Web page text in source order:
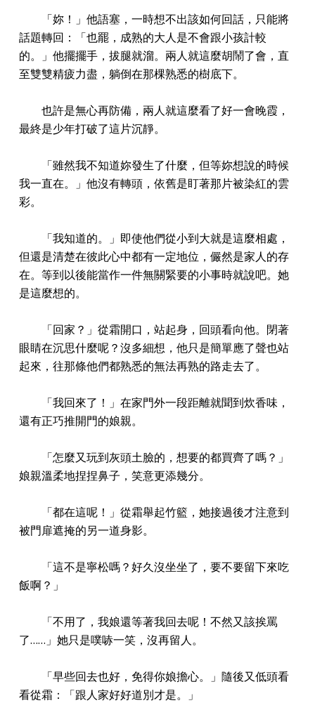
「妳！」他語塞，一時想不出該如何回話，只能將
話題轉回：「也罷，成熟的大人是不會跟小孩計較
的。」他擺擺手，拔腿就溜。兩人就這麼胡鬧了會，直
至雙雙精疲力盡，躺倒在那棵熟悉的樹底下。
也許是無心再防備，兩人就這麼看了好一會晚霞，
最終是少年打破了這片沉靜。
「雖然我不知道妳發生了什麼，但等妳想說的時候
我一直在。」他沒有轉頭，依舊是盯著那片被染紅的雲
彩。
「我知道的。」即使他們從小到大就是這麼相處，
但還是清楚在彼此心中都有一定地位，儼然是家人的存
在。等到以後能當作一件無關緊要的小事時就說吧。她
是這麼想的。
「回家？」從霜開口，站起身，回頭看向他。閉著
眼睛在沉思什麼呢？沒多細想，他只是簡單應了聲也站
起來，往那條他們都熟悉的無法再熟的路走去了。
「我回來了！」在家門外一段距離就聞到炊香味，
還有正巧推開門的娘親。
「怎麼又玩到灰頭土臉的，想要的都買齊了嗎？」
娘親溫柔地捏捏鼻子，笑意更添幾分。
「都在這呢！」從霜舉起竹籃，她接過後才注意到
被門扉遮掩的另一道身影。
「這不是寧松嗎？好久沒坐坐了，要不要留下來吃
飯啊？」
「不用了，我娘還等著我回去呢！不然又該挨罵
了……」她只是噗哧一笑，沒再留人。
「早些回去也好，免得你娘擔心。」隨後又低頭看
看從霜：「跟人家好好道別才是。」